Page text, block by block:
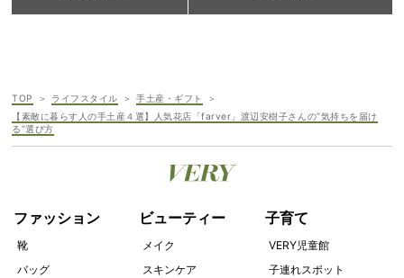
TOP ライフスタイル
手土産・ギフト
【素敵に暮らす人の手土産４選】人気花店「farver」渡辺安樹子さんの“気持ちを届け
る”選び方
ファッション
靴
バッグ
ビューティー
メイク
スキンケア
子育て
VERY児童館
子連れスポット